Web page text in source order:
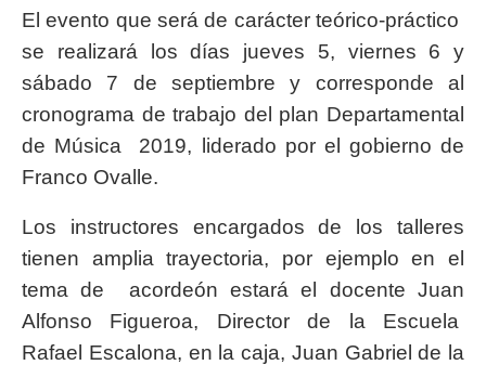
El evento que será de carácter teórico-práctico
se realizará los días jueves 5, viernes 6 y
sábado 7 de septiembre y corresponde al
cronograma de trabajo del plan Departamental
de Música 2019, liderado por el gobierno de
Franco Ovalle.
Los instructores encargados de los talleres
tienen amplia trayectoria, por ejemplo en el
tema de acordeón estará el docente Juan
Alfonso Figueroa, Director de la Escuela
Rafael Escalona, en la caja, Juan Gabriel de la